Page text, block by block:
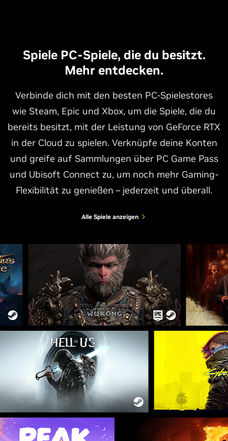
Spiele PC-Spiele, die du besitzt.
Mehr entdecken.
Verbinde dich mit den besten PC-Spielestores
wie Steam, Epic und Xbox, um die Spiele, die du
bereits besitzt, mit der Leistung von GeForce RTX
in der Cloud zu spielen. Verknüpfe deine Konten
und greife auf Sammlungen über PC Game Pass
und Ubisoft Connect zu, um noch mehr Gaming-
Flexibilität zu genießen – jederzeit und überall.
Alle Spiele anzeigen